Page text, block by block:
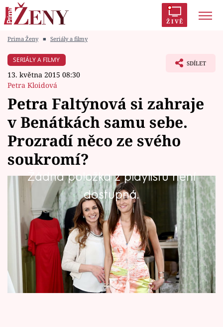
ŽIVĚ
Módní alarm
Témata
Celebrity
Vztahy
Seriály
Horoskopy
Sledujte prima+
Filmový festival Karlovy Vary
Prima Ženy ■ Seriály a filmy
SERIÁLY A FILMY
13. května 2015 08:30
Petra Kloidová
SDÍLET
Petra Faltýnová si zahraje
v Benátkách samu sebe.
Prozradí něco ze svého
soukromí?
Žádná položka z playlistu není
dostupná.
Modelka Petra Faltýnová si v seriálu Svatby v
Benátkách zahraje samu sebe. Jak autoři
seriálu modelku zasadí do děje? Trochu vám
napovíme, vzpomeňte si na to, že Lola Brajčič
se kdysi živila modelingem...